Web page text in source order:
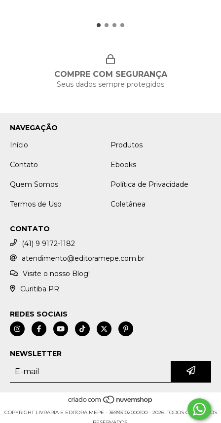
COMPRE COM SEGURANÇA
Seus dados sempre protegidos
NAVEGAÇÃO
Início
Produtos
Contato Ebooks
Quem Somos Política de Privacidade
Termos de Uso Coletânea
CONTATO
(41) 9 9172-1182
atendimento@editoramepe.com.br
Visite o nosso Blog!
Curitiba PR
REDES SOCIAIS
NEWSLETTER
COPYRIGHT LIVRARIA E EDITORA MEPE - 36993102000100 - 2026. TODOS OS DIREITOS